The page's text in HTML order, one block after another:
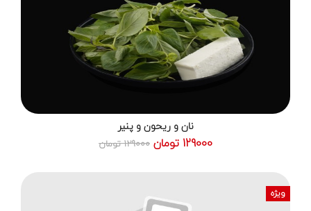
نان و ریحون و پنیر
129000 تومان 129000 تومان
ویژه